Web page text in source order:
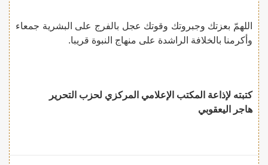
اللهمّ بعزتك وجبروتك وقوتك عجل بالفرج على البشرية جمعاء
وأكرمنا بالخلافة الراشدة على منهاج النبوة قريبا.
كتبته لإذاعة المكتب الإعلامي المركزي لحزب التحرير
هاجر اليعقوبي